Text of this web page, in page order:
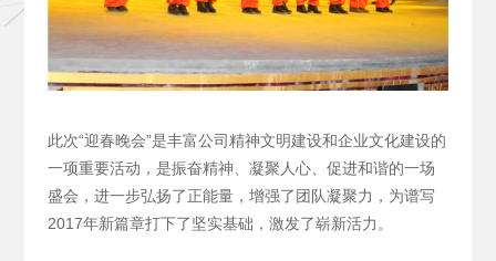
此次“迎春晚会”是丰富公司精神文明建设和企业文化建设的
一项重要活动，是振奋精神、凝聚人心、促进和谐的一场
盛会，进一步弘扬了正能量，增强了团队凝聚力，为谱写
2017年新篇章打下了坚实基础，激发了崭新活力。